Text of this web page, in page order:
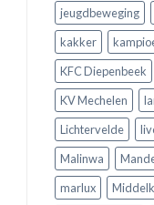
jeugdbeweging
kakker
KFC Diepenbeek
KV Mechelen
Lichtervelde
Malinwa
marlux